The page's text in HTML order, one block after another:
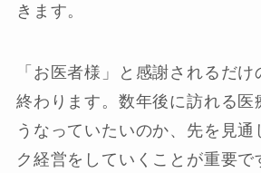
きます。
「お医者様」と感謝されるだ
終わります。数年後に訪れる医
うなっていたいのか、先を見通
ク経営をしていくことが重要で